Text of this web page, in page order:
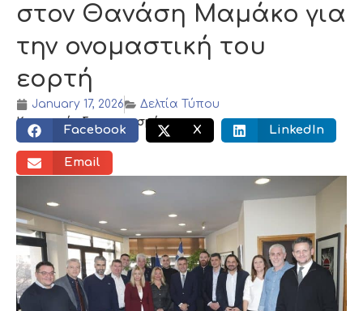
στον Θανάση Μαμάκο για
την ονομαστική του
εορτή
January 17, 2026
Δελτία Τύπου
Κοινωνικός διαμοιρασμός:
Facebook X LinkedIn
Email